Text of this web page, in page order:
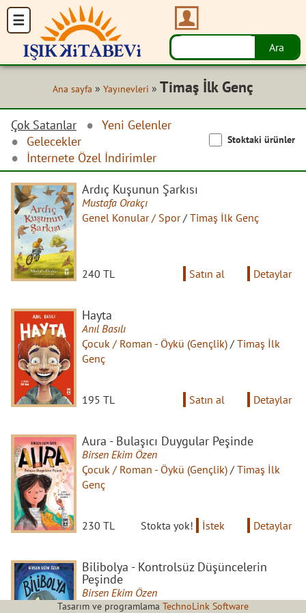
Ana sayfa » Yayınevleri » Timaş İlk Genç
Çok Satanlar
Yeni Gelenler
Gelecekler
İnternete Özel İndirimler
Stoktaki ürünler
Ardıç Kuşunun Şarkısı
Mustafa Orakçı
Genel Konular / Spor/ Timaş İlk Genç
240 TL Satın al Detaylar
Hayta
Anıl Basılı
Çocuk / Roman - Öykü (Gençlik) / Timaş İlk
Genç
195 TL Satın al Detaylar
Aura - Bulaşıcı Duygular Peşinde
Birsen Ekim Özen
Çocuk / Roman - Öykü (Gençlik) / Timaş İlk
Genç
230 TL Stokta yok! İstek Detaylar
Bilibolya - Kontrolsüz Düşüncelerin
Peşinde
Birsen Ekim Özen
Çocuk / Roman - Öykü (Gençlik)/Timaş İlk
Tasarım ve programlama TechnoLink Software